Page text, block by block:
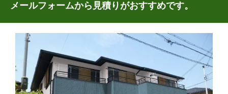
メールフォームから見積りがおすすめです。